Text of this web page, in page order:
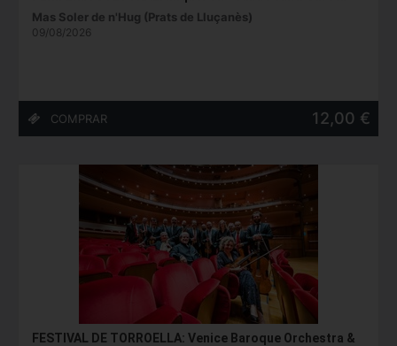
Mas Soler de n'Hug (Prats de Lluçanès)
09/08/2026
12,00 €
FESTIVAL DE TORROELLA: Venice Baroque Orchestra &